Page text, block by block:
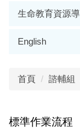
生命教育資源
English
首頁 諮輔組
標準作業流程